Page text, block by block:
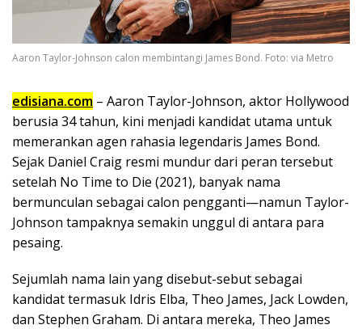
Aaron Taylor-Johnson calon membintangi James Bond. Foto: via Metro
edisiana.com – Aaron Taylor-Johnson, aktor Hollywood
berusia 34 tahun, kini menjadi kandidat utama untuk
memerankan agen rahasia legendaris James Bond.
Sejak Daniel Craig resmi mundur dari peran tersebut
setelah No Time to Die (2021), banyak nama
bermunculan sebagai calon pengganti—namun Taylor-
Johnson tampaknya semakin unggul di antara para
pesaing.
Sejumlah nama lain yang disebut-sebut sebagai
kandidat termasuk Idris Elba, Theo James, Jack Lowden,
dan Stephen Graham. Di antara mereka, Theo James